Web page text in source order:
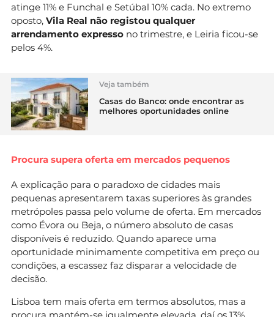
atinge 11% e Funchal e Setúbal 10% cada. No extremo
oposto, Vila Real não registou qualquer
arrendamento expresso no trimestre, e Leiria ficou-se
pelos 4%.
Veja também
Casas do Banco: onde encontrar as
melhores oportunidades online
Procura supera oferta em mercados pequenos
A explicação para o paradoxo de cidades mais
pequenas apresentarem taxas superiores às grandes
metrópoles passa pelo volume de oferta. Em mercados
como Évora ou Beja, o número absoluto de casas
disponíveis é reduzido. Quando aparece uma
oportunidade minimamente competitiva em preço ou
condições, a escassez faz disparar a velocidade de
decisão.
Lisboa tem mais oferta em termos absolutos, mas a
procura mantém-se igualmente elevada, daí os 13%.